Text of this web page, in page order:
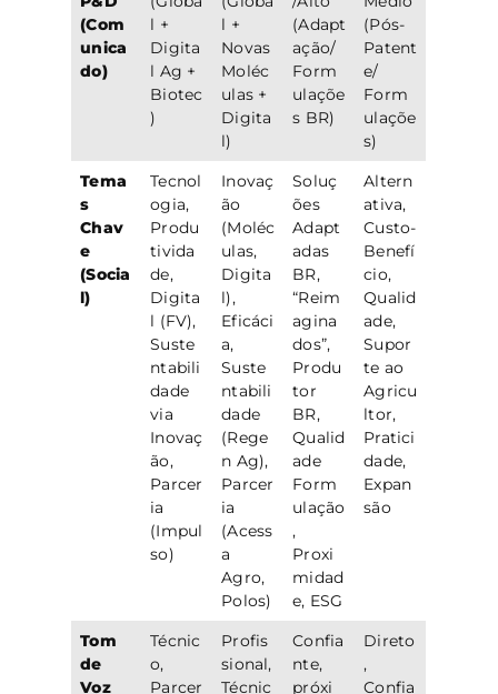
(Com
unica
do)
l +
Digita
l Ag +
Biotec
)
l +
Novas
Moléc
ulas +
Digita
l)
(Adapt
ação/
Form
ulaçõe
s BR)
(Pós-
Patent
e/
Form
ulaçõe
s)
Tema
s
Chav
e
(Socia
l)
Tecnol
ogia,
Produ
tivida
de,
Digita
l (FV),
Suste
ntabili
dade
via
Inovaç
ão,
Parcer
ia
(Impul
so)
Inovaç
ão
(Moléc
ulas,
Digita
l),
Eficáci
a,
Suste
ntabili
dade
(Rege
n Ag),
Parcer
ia
(Acess
a
Agro,
Polos)
Soluç
ões
Adapt
adas
BR,
“Reim
agina
dos”,
Produ
tor
BR,
Qualid
ade
Form
ulação
,
Proxi
midad
e, ESG
Altern
ativa,
Custo-
Benefí
cio,
Qualid
ade,
Supor
te ao
Agricu
ltor,
Pratici
dade,
Expan
são
Tom
de
Voz
Técnic
o,
Parcer
Profis
sional,
Técnic
Confia
nte,
próxi
Direto
,
Confia